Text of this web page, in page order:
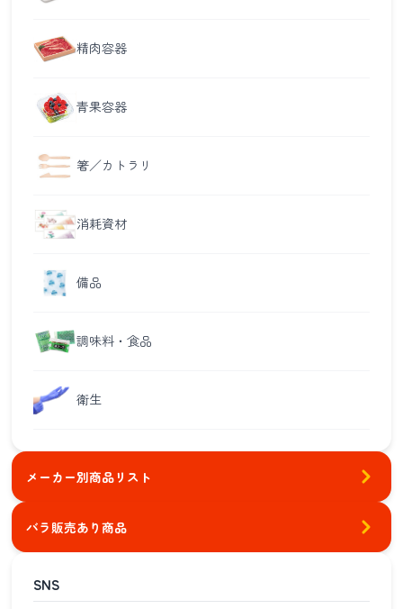
精肉容器
青果容器
箸／カトラリ
消耗資材
備品
調味料・食品
衛生
メーカー別商品リスト
バラ販売あり商品
SNS